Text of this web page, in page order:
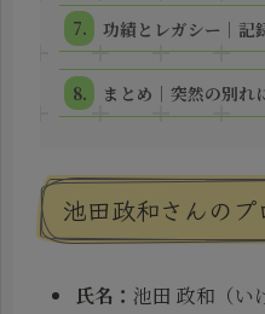
功績とレガシー｜記
まとめ｜突然の別れ
池田政和さんのプ
氏名：池田 政和（い